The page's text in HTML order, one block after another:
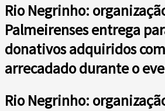
Rio Negrinho:
Palmeirenses entrega
donativos adquiridos
arrecadado durante o
Rio Negrinho: